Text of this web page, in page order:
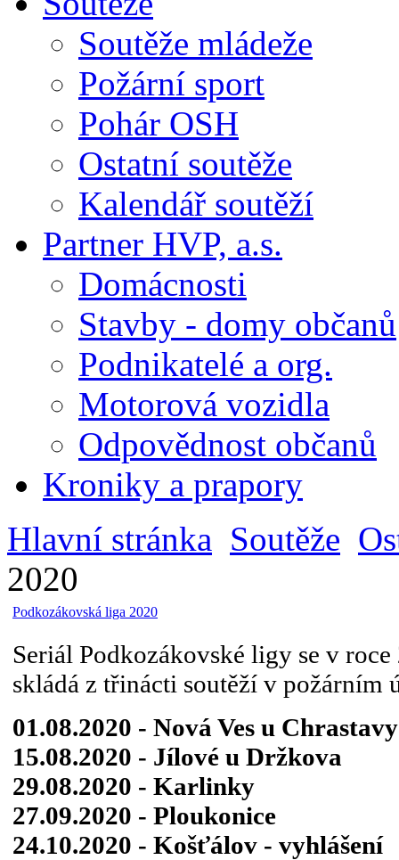
Soutěže mládeže
Požární sport
Pohár OSH
Ostatní soutěže
Kalendář soutěží
Partner HVP, a.s.
Domácnosti
Stavby - domy občanů
Podnikatelé a org.
Motorová vozidla
Odpovědnost občanů
Kroniky a prapory
Hlavní stránka Soutěže
2020
Podkozákovská liga 2020
Seriál Podkozákovské ligy se v roce
skládá z třinácti soutěží v požárním
01.08.2020 - Nová Ves u Chrastavy
15.08.2020 - Jílové u Držkova
29.08.2020 - Karlinky
27.09.2020 - Ploukonice
24.10.2020 - Košťálov - vyhlášení